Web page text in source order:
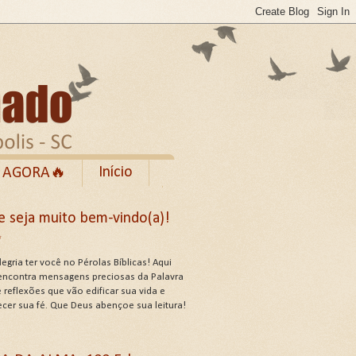
Início
ATRIBUTOS .
seja muito bem-vindo(a)!
ter você no Pérolas Bíblicas! Aqui
mensagens preciosas da Palavra
reflexões que vão edificar sua vida e
sua fé. Que Deus abençoe sua leitura!